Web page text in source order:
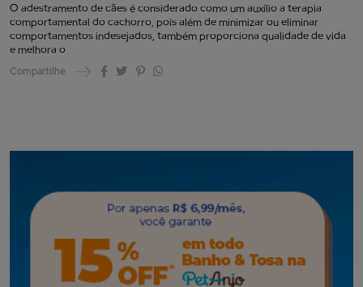
O adestramento de cães é considerado como um auxílio a terapia
comportamental do cachorro, pois além de minimizar ou eliminar
comportamentos indesejados, também proporciona qualidade de vida
e melhora o
Compartilhe